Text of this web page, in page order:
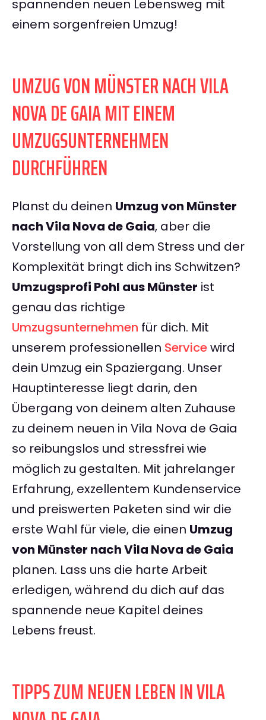
spannenden neuen Lebensweg mit
einem sorgenfreien Umzug!
UMZUG VON MÜNSTER NACH VILA
NOVA DE GAIA MIT EINEM
UMZUGSUNTERNEHMEN
DURCHFÜHREN
Planst du deinen Umzug von Münster
nach Vila Nova de Gaia, aber die
Vorstellung von all dem Stress und der
Komplexität bringt dich ins Schwitzen?
Umzugsprofi Pohl aus Münster ist
genau das richtige
Umzugsunternehmen für dich. Mit
unserem professionellen Servicewird
dein Umzug ein Spaziergang. Unser
Hauptinteresse liegt darin, den
Übergang von deinem alten Zuhause
zu deinem neuen in Vila Nova de Gaia
so reibungslos und stressfrei wie
möglich zu gestalten. Mit jahrelanger
Erfahrung, exzellentem Kundenservice
und preiswerten Paketen sind wir die
erste Wahl für viele, die einen Umzug
von Münster nach Vila Nova de Gaia
planen. Lass uns die harte Arbeit
erledigen, während du dich auf das
spannende neue Kapitel deines
Lebens freust.
TIPPS ZUM NEUEN LEBEN IN VILA